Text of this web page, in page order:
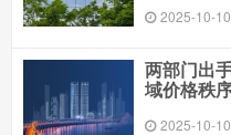
2025-10-10
两部门出
域价格秩
2025-10-10